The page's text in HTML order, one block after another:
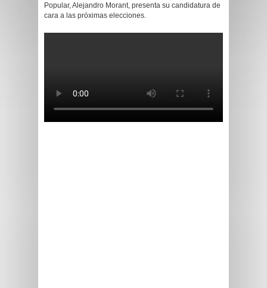
Popular, Alejandro Morant, presenta su candidatura de
cara a las próximas elecciones.